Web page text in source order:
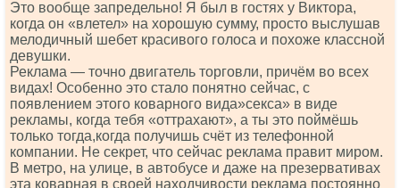
Это вообще запредельно! Я был в гостях у Виктора,
когда он «влетел» на хорошую сумму, просто выслушав
мелодичный шебет красивого голоса и похоже классной
девушки.
Реклама — точно двигатель торговли, причём во всех
видах! Особенно это стало понятно сейчас, с
появлением этого коварного вида»секса» в виде
рекламы, когда тебя «оттрахают», а ты это поймёшь
только тогда,когда получишь счёт из телефонной
компании. Не секрет, что сейчас реклама правит миром.
В метро, на улице, в автобусе и даже на презервативах
эта коварная в своей находчивости реклама постоянно